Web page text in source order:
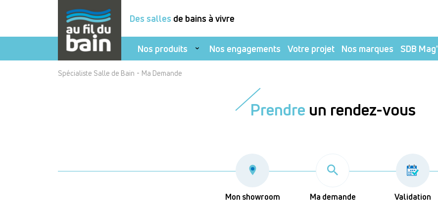
Des salles de bains à vivre
Nos produits Nos engagements Votre projet Nos marques SDB Mag'
Spécialiste Salle de Bain - Ma Demande
Prendre un rendez-vous
Mon showroom Ma demande Validation